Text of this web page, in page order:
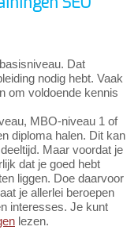
Dat
nodig hebt. Vaak
om voldoende kennis
MBO-niveau 1 of
diploma halen. Dit kan
Maar voordat je
dat je goed hebt
liggen. Doe daarvoor
je allerlei beroepen
interesses. Je kunt
lezen.